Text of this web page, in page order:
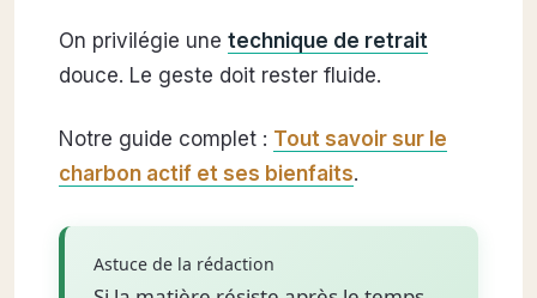
On privilégie une technique de retrait
douce. Le geste doit rester fluide.
Notre guide complet : Tout savoir sur le
charbon actif et ses bienfaits.
Astuce de la rédaction